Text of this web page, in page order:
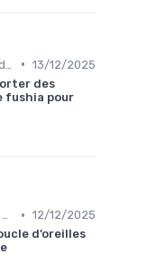
• 13/12/2025
des
fushia pour
Bijoux de Mariage et de Fiançailles • 12/12/2025
d’oreilles